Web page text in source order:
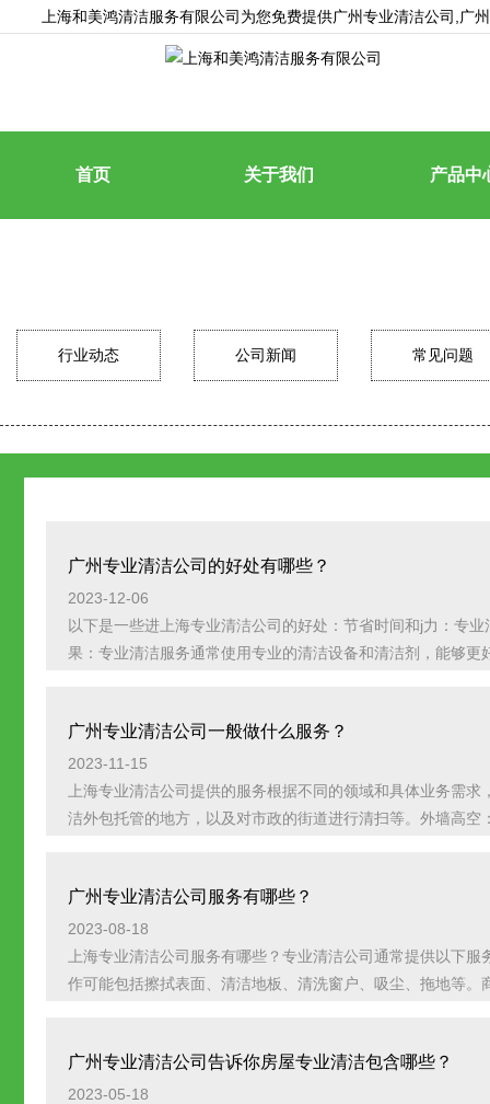
上海和美鸿清洁服务有限公司为您免费提供广州专业清洁公司 ,广
首页 关于我们 产品中
行业动态 公司新闻 常见问题
广州专业清洁公司的好处有哪些？
2023-12-06
以下是一些进上海专业清洁公司的好处：节省时间和j力：专
果：专业清洁服务通常使用专业的清洁设备和清洁剂，能够更
广州专业清洁公司一般做什么服务？
2023-11-15
上海专业清洁公司提供的服务根据不同的领域和具体业务需
洁外包托管的地方，以及对市政的街道进行清扫等。外墙高空
广州专业清洁公司服务有哪些？
2023-08-18
上海专业清洁公司服务有哪些？专业清洁公司通常提供以下
作可能包括擦拭表面、清洁地板、清洗窗户、吸尘、拖地等。
广州专业清洁公司告诉你房屋专业清洁包含哪些？
2023-05-18